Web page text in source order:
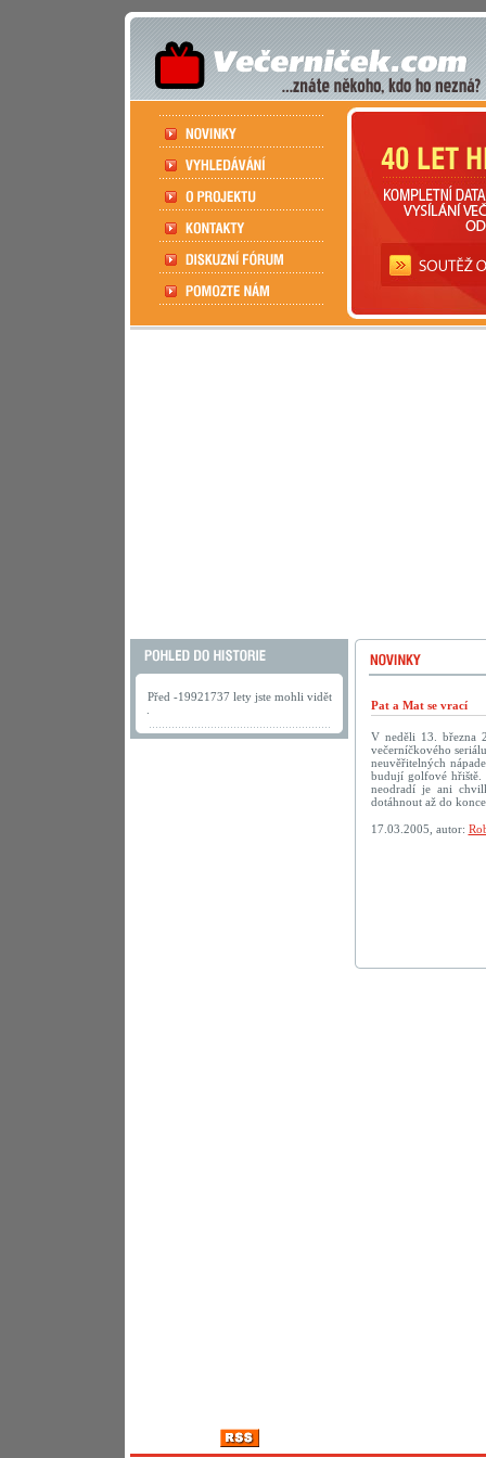
Před -19921737 lety jste mohli vidět
Pat a Mat se vrací
V neděli 13. března
večerníčkového
neuvěřitelných
budují golfové hřiště.
neodradí je ani
dotáhnout až do
17.03.2005, autor: